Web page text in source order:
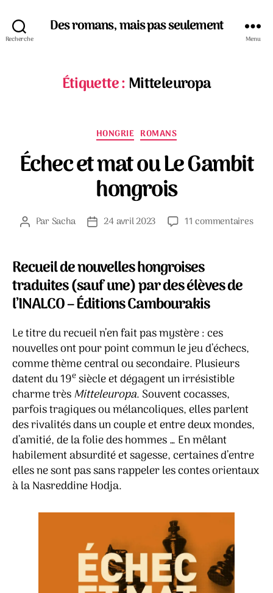
Recherche
Des romans, mais pas seulement
Menu
Étiquette :Mitteleuropa
Catégories
HONGRIE ROMANS
Échec et mat ou Le Gambit
hongrois
Auteur
ParSacha
Date24 avril 2023 11 commentairessur
Recueil de nouvelles hongroises
traduites (sauf une) par des élèves de
l’INALCO – Éditions Cambourakis
Le titre du recueil n’en fait pas mystère : ces
nouvelles ont pour point commun le jeu d’échecs,
comme thème central ou secondaire. Plusieurs
datent du 19esiècle et dégagent un irrésistible
charme trèsMitteleuropa. Souvent cocasses,
parfois tragiques ou mélancoliques, elles parlent
des rivalités dans un couple et entre deux mondes,
d’amitié, de la folie des hommes … En mêlant
habilement absurdité et sagesse, certaines d’entre
elles ne sont pas sans rappeler les contes orientaux
à la Nasreddine Hodja.